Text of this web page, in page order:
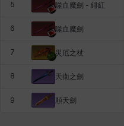
5 噬血魔劍 - 緋紅
6 噬血魔劍
7 災厄之杖
8 天衛之劍
9 順天劍